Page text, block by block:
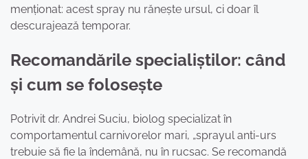
menționat: acest spray nu rănește ursul, ci doar îl
descurajează temporar.
Recomandările specialiștilor: când
și cum se folosește
Potrivit dr. Andrei Suciu, biolog specializat în
comportamentul carnivorelor mari, „sprayul anti-urs
trebuie să fie la îndemână, nu în rucsac. Se recomandă